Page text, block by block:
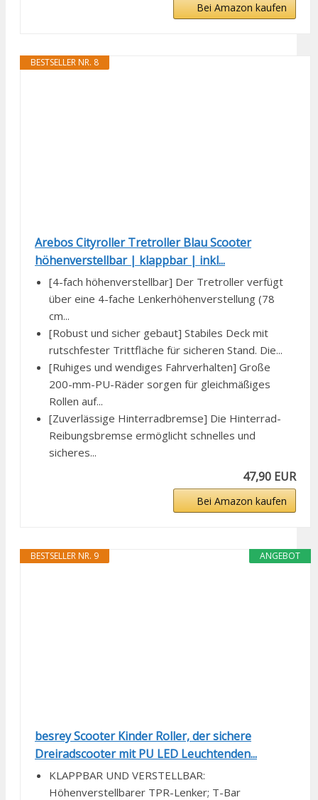
Bei Amazon kaufen
BESTSELLER NR. 8
Arebos Cityroller Tretroller Blau Scooter
höhenverstellbar | klappbar | inkl...
[4-fach höhenverstellbar] Der Tretroller verfügt
über eine 4-fache Lenkerhöhenverstellung (78
cm...
[Robust und sicher gebaut] Stabiles Deck mit
rutschfester Trittfläche für sicheren Stand. Die...
[Ruhiges und wendiges Fahrverhalten] Große
200-mm-PU-Räder sorgen für gleichmäßiges
Rollen auf...
[Zuverlässige Hinterradbremse] Die Hinterrad-
Reibungsbremse ermöglicht schnelles und
sicheres...
47,90 EUR
Bei Amazon kaufen
ANGEBOT
BESTSELLER NR. 9
besrey Scooter Kinder Roller, der sichere
Dreiradscooter mit PU LED Leuchtenden...
KLAPPBAR UND VERSTELLBAR:
Höhenverstellbarer TPR-Lenker; T-Bar